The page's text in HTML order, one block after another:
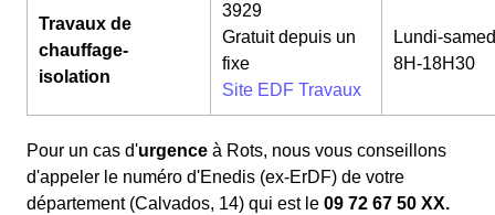
Travaux de
chauffage-
isolation
3929
Gratuit depuis un
fixe
Site EDF Travaux
Lundi-
8H-18H30
Pour un cas d'urgence à Rots, nous vous conseillons
d'appeler le numéro d'Enedis (ex-ErDF) de votre
département (Calvados, 14) qui est le 09 72 67 50 XX.